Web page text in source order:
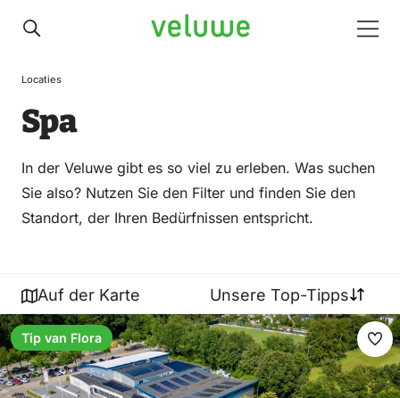
Veluwe
Locaties
Spa
In der Veluwe gibt es so viel zu erleben. Was suchen
Sie also? Nutzen Sie den Filter und finden Sie den
Standort, der Ihren Bedürfnissen entspricht.
Auf der Karte Unsere Top-Tipps
Tip van Flora